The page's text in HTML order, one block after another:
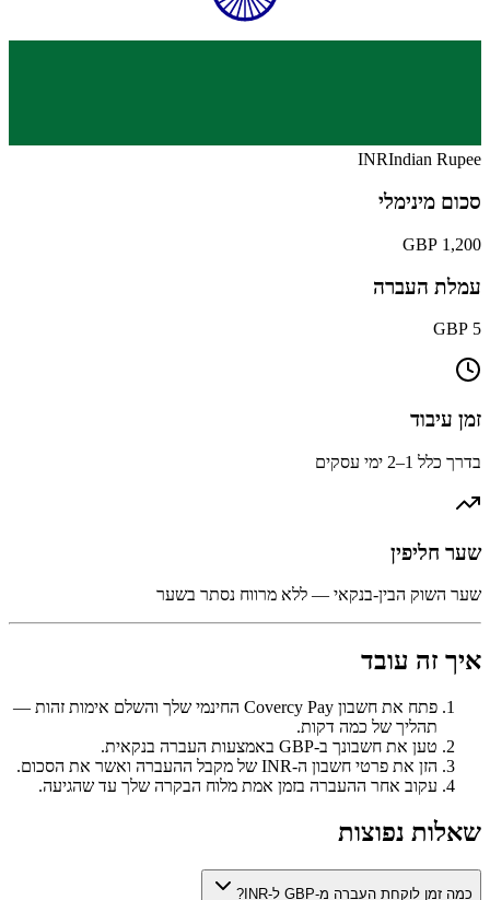
INRIndian Rupee
סכום מינימלי
1,200 GBP
עמלת העברה
5 GBP
זמן עיבוד
בדרך כלל 1–2 ימי עסקים
שער חליפין
שער השוק הבין-בנקאי — ללא מרווח נסתר בשער
איך זה עובד
פתח את חשבון Covercy Pay החינמי שלך והשלם אימות זהות —
תהליך של כמה דקות.
טען את חשבונך ב-GBP באמצעות העברה בנקאית.
הזן את פרטי חשבון ה-INR של מקבל ההעברה ואשר את הסכום.
עקוב אחר ההעברה בזמן אמת מלוח הבקרה שלך עד שהגיעה.
שאלות נפוצות
כמה זמן לוקחת העברה מ-GBP ל-INR?